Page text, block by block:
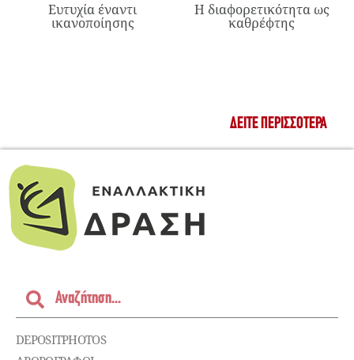
Ευτυχία έναντι
ικανοποίησης
Η διαφορετικότητα ως
καθρέφτης
ΔΕΊΤΕ ΠΕΡΙΣΣΌΤΕΡΑ
DEPOSITPHOTOS